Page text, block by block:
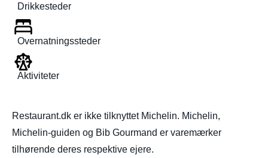
Drikkesteder
Overnatningssteder
Aktiviteter
Restaurant.dk er ikke tilknyttet Michelin. Michelin,
Michelin-guiden og Bib Gourmand er varemærker
tilhørende deres respektive ejere.